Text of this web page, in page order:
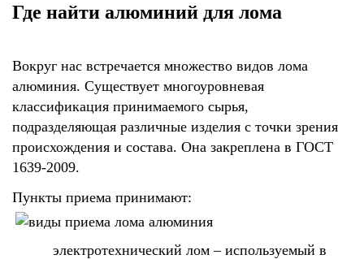
Где найти алюминий для лома
Вокруг нас встречается множество видов лома
алюминия. Существует многоуровневая
классификация принимаемого сырья,
подразделяющая различные изделия с точки зрения
происхождения и состава. Она закреплена в ГОСТ
1639-2009.
Пункты приема принимают:
электротехнический лом – используемый в